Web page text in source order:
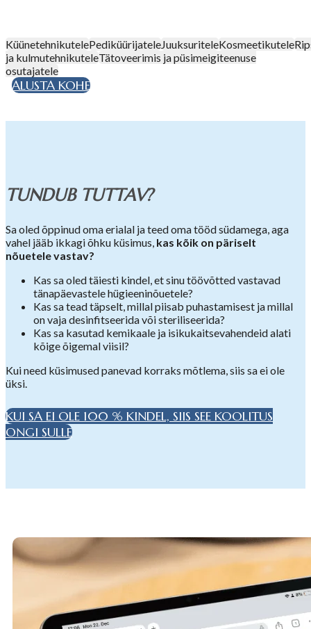
KüünetehnikutelePediküürijateleJuuksuriteleKosmeetikutele
ja kulmutehnikuteleTätoveerimis ja püsimeigiteenuse
osutajatele
ALUSTA KOHE
TUNDUB TUTTAV?
Sa oled õppinud oma erialal ja teed oma tööd südamega, aga
vahel jääb ikkagi õhku küsimus, kas kõik on päriselt
nõuetele vastav?
Kas sa oled täiesti kindel, et sinu töövõtted vastavad
tänapäevastele hügieeninõuetele?
Kas sa tead täpselt, millal piisab puhastamisest ja millal
on vaja desinfitseerida või steriliseerida?
Kas sa kasutad kemikaale ja isikukaitsevahendeid alati
kõige õigemal viisil?
Kui need küsimused panevad korraks mõtlema, siis sa ei ole
üksi.
KUI SA EI OLE 100 % KINDEL, SIIS SEE KOOLITUS
ONGI SULLE